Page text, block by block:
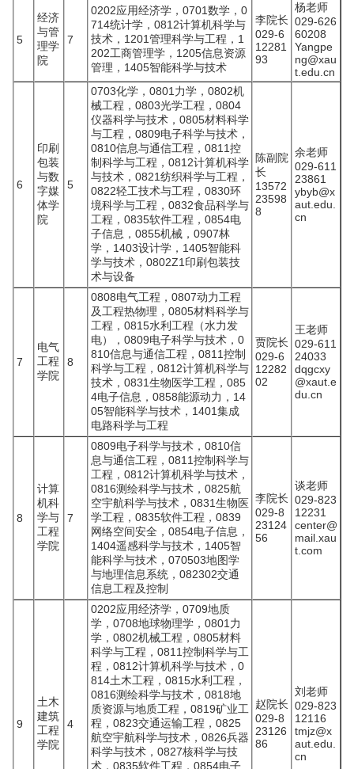
5
经济
与管
理学
院
7
0202应用经济学，0701数学，0
714统计学，0812计算机科学与
技术，1201管理科学与工程，1
202工商管理学，1205信息资源
管理，1405智能科学与技术
李院长
029-6
12281
93
杨老师
029-626
60208
Yangpe
ng@xau
t.edu.cn
6
印刷
包装
与数
字媒
体学
院
5
0703化学，0801力学，0802机
械工程，0803光学工程，0804
仪器科学与技术，0805材料科学
与工程，0809电子科学与技术，
0810信息与通信工程，0811控
制科学与工程，0812计算机科学
与技术，0821纺织科学与工程，
0822轻工技术与工程，0830环
境科学与工程，0832食品科学与
工程，0835软件工程，0854电
子信息，0855机械，0907林
学，1403设计学，1405智能科
学与技术，0802Z1印刷包装技
术与设备
陈副院
长
13572
23598
8
余老师
029-611
23861
ybyb@x
aut.edu.
cn
7
电气
工程
学院
8
0808电气工程，0807动力工程
及工程热物理，0805材料科学与
工程，0815水利工程（水力发
电），0809电子科学与技术，0
810信息与通信工程，0811控制
科学与工程，0812计算机科学与
技术，0831生物医学工程，085
4电子信息，0858能源动力，14
05智能科学与技术，1401集成
电路科学与工程
贾院长
029-6
12282
02
王老师
029-611
24033
dqgcxy
@xaut.e
du.cn
8
计算
机科
学与
工程
学院
7
0809电子科学与技术，0810信
息与通信工程，0811控制科学与
工程，0812计算机科学与技术，
0816测绘科学与技术，0825航
空宇航科学与技术，0831生物医
学工程，0835软件工程，0839
网络空间安全，0854电子信息，
1404遥感科学与技术，1405智
能科学与技术，070503地图学
与地理信息系统，082302交通
信息工程及控制
李院长
029-8
23124
56
谈老师
029-823
12231
center@
mail.xau
t.com
9
土木
建筑
工程
学院
4
0202应用经济学，0709地质
学，0708地球物理学，0801力
学，0802机械工程，0805材料
科学与工程，0811控制科学与工
程，0812计算机科学与技术，0
814土木工程，0815水利工程，
0816测绘科学与技术，0818地
质资源与地质工程，0819矿业工
程，0823交通运输工程，0825
航空宇航科学与技术，0826兵器
科学与技术，0827核科学与技
术，0835软件工程，0854电子
赵院长
029-8
23126
86
刘老师
029-823
12116
tmjz@x
aut.edu.
cn